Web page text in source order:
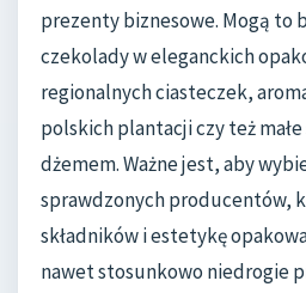
prezenty biznesowe. Mogą to
czekolady w eleganckich
regionalnych ciasteczek,
polskich plantacji czy też
dżemem. Ważne jest, aby
sprawdzonych producentów,
składników i estetykę
nawet stosunkowo niedrogie